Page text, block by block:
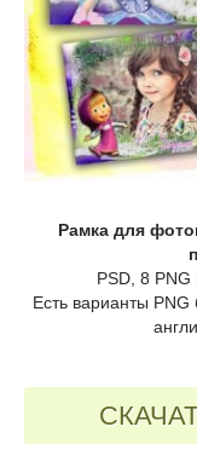
Рамка для
PSD, 8
Есть варианты PNG